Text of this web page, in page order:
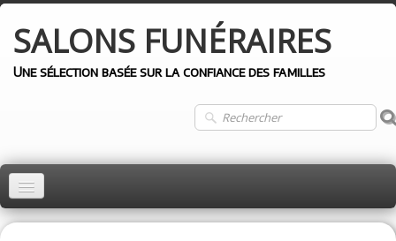
SALONS FUNÉRAIRES
Une sélection basée sur la confiance des familles
ACCUEIL